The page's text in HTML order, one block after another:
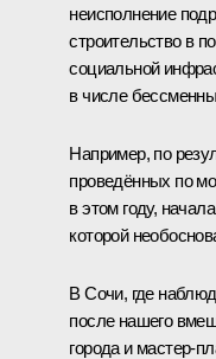
неисполнение
строительство в
социальной
в числе
Например, по
проведённых по
в этом году,
которой
В Сочи, где
после нашего
города и мастер-